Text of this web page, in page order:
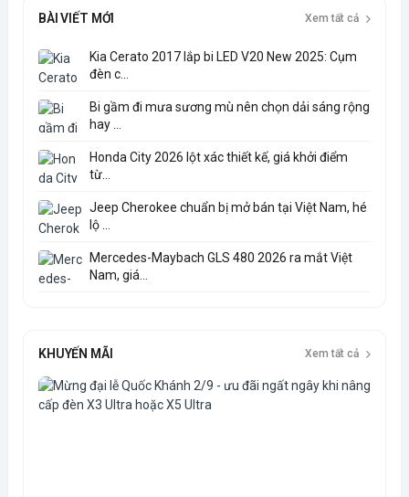
BÀI VIẾT MỚI Xem tất cả
Kia Cerato 2017 lắp bi LED V20 New 2025: Cụm
đèn c...
Bi gầm đi mưa sương mù nên chọn dải sáng rộng
hay ...
Honda City 2026 lột xác thiết kế, giá khởi điểm
từ...
Jeep Cherokee chuẩn bị mở bán tại Việt Nam, hé
lộ ...
Mercedes-Maybach GLS 480 2026 ra mắt Việt
Nam, giá...
KHUYẾN MÃI Xem tất cả